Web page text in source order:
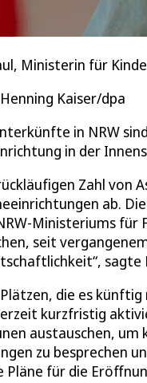
Ministerin für
Kaiser/dpa
in NRW
in der
Zahl von
ab.
Ministeriums für
seit
sagte
die es
kurzfristig
austauschen,
zu besprechen
Pläne für die